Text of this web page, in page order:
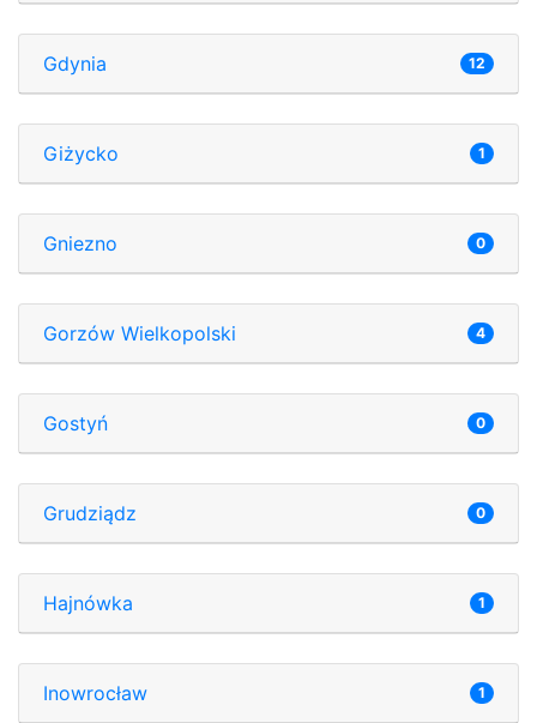
Gdynia 12
Giżycko 1
Gniezno 0
Gorzów Wielkopolski 4
Gostyń 0
Grudziądz 0
Hajnówka 1
Inowrocław 1